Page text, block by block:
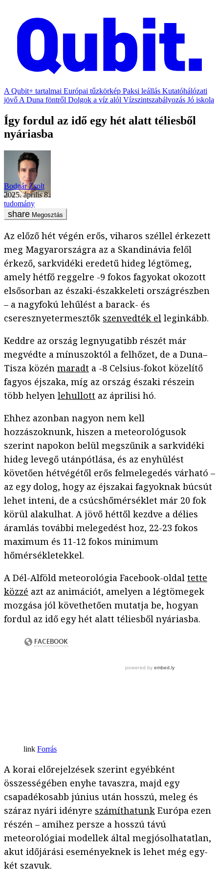
A Qubit+ tartalmai Európai tűzkörkép Paksi leállás Kutatóhálózati
jövő A Duna föntről Dolgok a víz alól Vízszintszabályozás Jó iskola
Így fordul az idő egy hét alatt téliesből
nyáriasba
Bodnár Zsolt
2025. április 8.
tudomány
Megosztás
Az előző hét végén erős, viharos széllel érkezett
meg Magyarországra az a Skandinávia felől
érkező, sarkvidéki eredetű hideg légtömeg,
amely hétfő reggelre -9 fokos fagyokat okozott
elsősorban az északi-északkeleti országrészben
– a nagyfokú lehűlést a barack- és
cseresznyetermesztők szenvedték el leginkább.
Keddre az ország legnyugatibb részét már
megvédte a mínuszoktól a felhőzet, de a Duna–
Tisza közén maradt a -8 Celsius-fokot közelítő
fagyos éjszaka, míg az ország északi részein
több helyen lehullott az áprilisi hó.
Ehhez azonban nagyon nem kell
hozzászoknunk, hiszen a meteorológusok
szerint napokon belül megszűnik a sarkvidéki
hideg levegő utánpótlása, és az enyhülést
követően hétvégétől erős felmelegedés várható –
az egy dolog, hogy az éjszakai fagyoknak búcsút
lehet inteni, de a csúcshőmérséklet már 20 fok
körül alakulhat. A jövő héttől kezdve a délies
áramlás további melegedést hoz, 22-23 fokos
maximum és 11-12 fokos minimum
hőmérsékletekkel.
A Dél-Alföld meteorológia Facebook-oldal tette
közzé azt az animációt, amelyen a légtömegek
mozgása jól követhetően mutatja be, hogyan
fordul az idő egy hét alatt téliesből nyáriasba.
Forrás
A korai előrejelzések szerint egyébként
összességében enyhe tavaszra, majd egy
csapadékosabb június után hosszú, meleg és
száraz nyári idényre számíthatunk Európa ezen
részén – amihez persze a hosszú távú
meteorológiai modellek által megjósolhatatlan,
akut időjárási eseményeknek is lehet még egy-
két szavuk.